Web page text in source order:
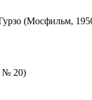
(Мосфильм,
№ 20)